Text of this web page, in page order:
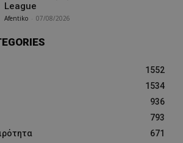
League
Afentiko 07/08/2026
1552
1534
936
793
671